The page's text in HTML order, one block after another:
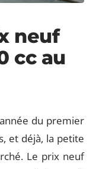
neuf
cc au
du premier
et déjà, la petite
Le prix neuf